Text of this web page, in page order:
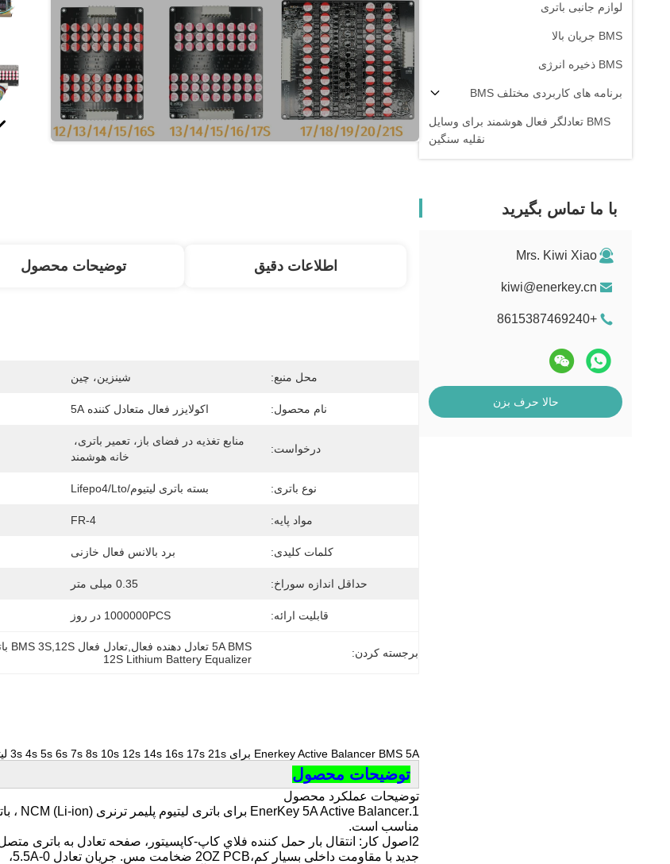
لوازم جانبی باتری
BMS جریان بالا
BMS ذخیره انرژی
برنامه های کاربردی مختلف BMS
BMS تعادلگر فعال هوشمند برای وسایل
نقلیه سنگین
با ما تماس بگیرید
Mrs. Kiwi Xiao
kiwi@enerkey.cn
+8615387469240
حالا حرف بزن
اطلاعات دقیق توضیحات محصول
محل منبع: شينزين، چين
نام محصول: اکولایزر فعال متعادل کننده 5A
درخواست:
خانه هوشمند
نوع باتری: بسته باتری لیتیوم/Lifepo4/Lto
مواد پایه: FR-4
کلمات کلیدی: برد بالانس فعال خازنی
حداقل اندازه سوراخ: 0.35 میلی متر
قابلیت ارائه: 1000000PCS در روز
برجسته کردن: 5A BMS تعادل دهنده فعال,تعادل فعال BMS 3S,12S باتری لیتیوم برابر کننده
12S Lithium Battery Equalizer
Enerkey Active Balancer BMS 5A برای 3s 4s 5s 6s 7s 8s 10s 12s 14s 16s 17s 21s لیتیوم / Lifepo4/LTO باتری برابر کننده
توضیحات محصول
توضیحات عملکرد محصول
مناسب است.
جدید با مقاومت داخلی بسیار کم،2OZ PCB ضخامت مس. جریان تعادل 0-5.5A،